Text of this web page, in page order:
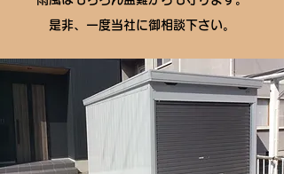
是非、一度当社に御相談下さい。